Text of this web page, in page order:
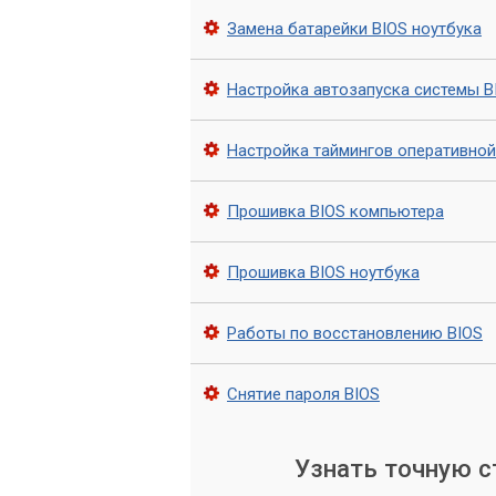
Включение виртуализации: мы
виртуализацию, что позволит
Обращайтесь в сервис
Но неправильная настройка BIOS
Если у вас возникли проблемы с
обратитесь в наш сервисный центр
Замена батарейки BIOS ноутбука
Настройка автозапуска системы
Настройка таймингов
Прошивка BIOS компьютера
Прошивка BIOS ноутбука
Работы по восстановлению BIOS
Снятие пароля BIOS
Узнать точную